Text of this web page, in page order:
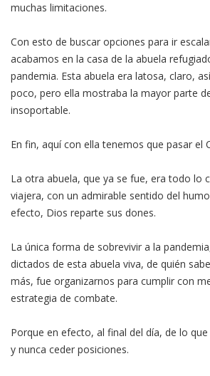
muchas limitaciones.
Con esto de buscar opciones para ir
acabamos en la casa de la abuela
pandemia. Esta abuela era latosa, claro,
poco, pero ella mostraba la mayor parte
insoportable.
En fin, aquí con ella tenemos que pasar el
La otra abuela, que ya se fue, era todo lo
viajera, con un admirable sentido del
efecto, Dios reparte sus dones.
La única forma de sobrevivir a la
dictados de esta abuela viva, de quién
más, fue organizarnos para cumplir con
estrategia de combate.
Porque en efecto, al final del día, de lo
y nunca ceder posiciones.